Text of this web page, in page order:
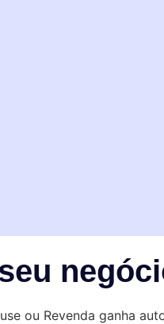
ou Revenda ganha